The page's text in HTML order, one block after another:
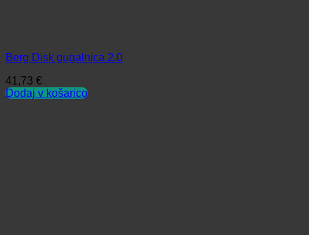
Berg Disk gugalnica 2.0
41,73 €
Dodaj v košarico